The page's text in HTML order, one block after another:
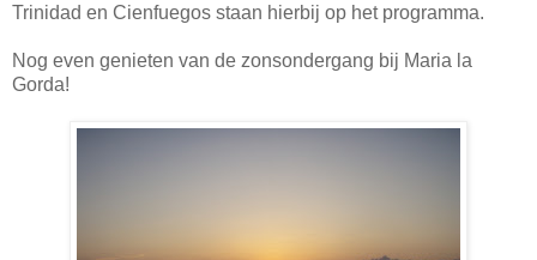
Trinidad en Cienfuegos staan hierbij op het programma.
Nog even genieten van de zonsondergang bij Maria la
Gorda!